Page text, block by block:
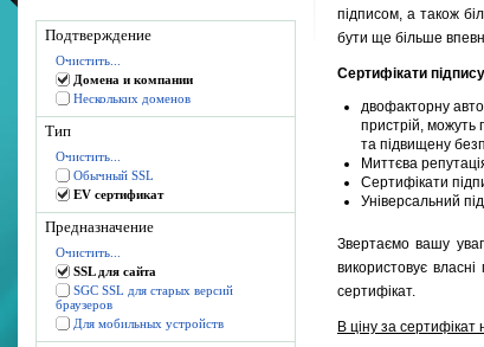
Подтверждение
Очистить...
Домена и компании
Нескольких доменов
Тип
Очистить...
Обычный SSL
EV сертификат
Предназначение
Очистить...
SSL для сайта
SGC SSL для старых версий
браузеров
Для мобильных устройств
підписом, а також
бути ще більше
Сертифікати
двофакторну
пристрій, можуть
та підвищену
Миттєва
Сертифікати
Універсальний
Звертаємо вашу
використовує
сертифікат.
В ціну за